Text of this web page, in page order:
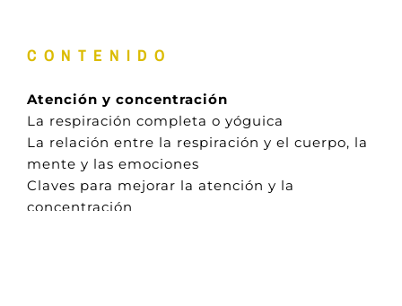
CONTENIDO
Atención y concentración
La respiración completa o yóguica
La relación entre la respiración y el cuerpo, la
mente y las emociones
Claves para mejorar la atención y la
concentración